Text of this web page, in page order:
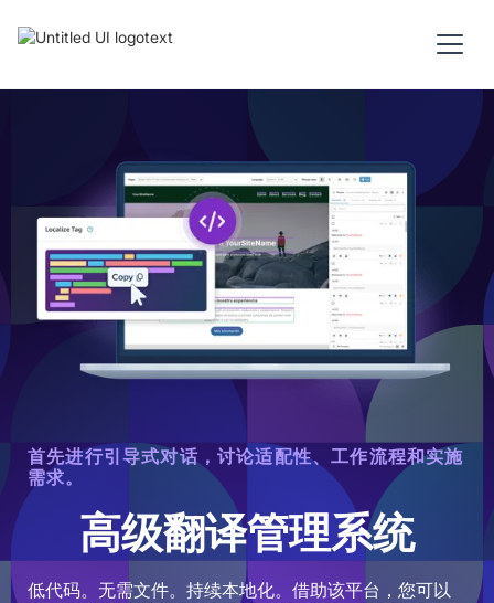
首先进行引导式对话，讨论适配性、工作流程和实施
需求。
高级翻译管理系统
低代码。无需文件。持续本地化。借助该平台，您可以